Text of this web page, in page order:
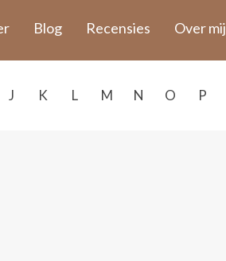
Blog Recensies Over mij
J K L M N O P